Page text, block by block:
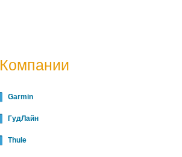
Компании
Garmin
ГудЛайн
Thule